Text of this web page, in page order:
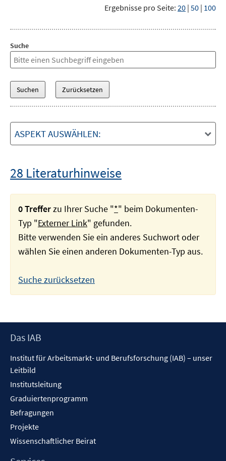
Ergebnisse pro Seite: 20 | 50 | 100
Suche
ASPEKT AUSWÄHLEN:
28 Literaturhinweise
0 Trefferzu Ihrer Suche "*" beim Dokumenten-
Typ "Externer Link" gefunden.
Bitte verwenden Sie ein anderes Suchwort oder
wählen Sie einen anderen Dokumenten-Typ aus.
Suche zurücksetzen
Footer
Das IAB
Institut für Arbeitsmarkt- und Berufsforschung (IAB) – unser
Leitbild
Institutsleitung
Graduiertenprogramm
Befragungen
Projekte
Wissenschaftlicher Beirat